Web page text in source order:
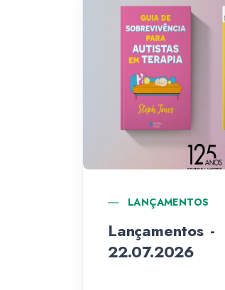
LANÇAMENTOS
Lançamentos -
22.07.2026